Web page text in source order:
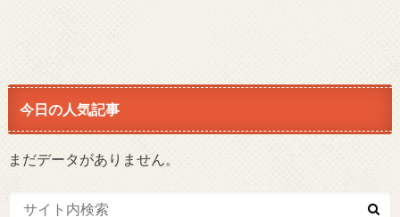
今日の人気記事
まだデータがありません。